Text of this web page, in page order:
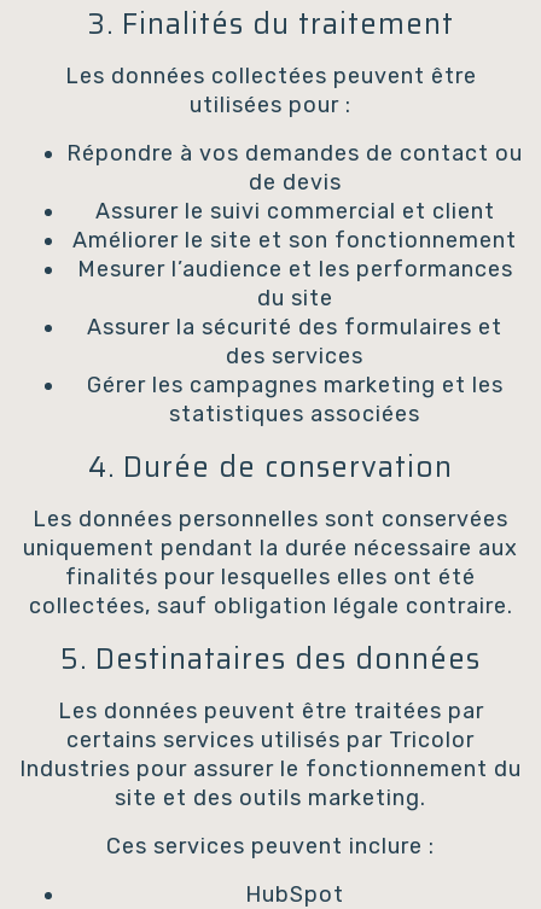
3. Finalités du traitement
Les données collectées peuvent être
utilisées pour :
Répondre à vos demandes de contact ou
de devis
Assurer le suivi commercial et client
Améliorer le site et son fonctionnement
Mesurer l’audience et les performances
du site
Assurer la sécurité des formulaires et
des services
Gérer les campagnes marketing et les
statistiques associées
4. Durée de conservation
Les données personnelles sont conservées
uniquement pendant la durée nécessaire aux
finalités pour lesquelles elles ont été
collectées, sauf obligation légale contraire.
5. Destinataires des données
Les données peuvent être traitées par
certains services utilisés par Tricolor
Industries pour assurer le fonctionnement du
site et des outils marketing.
Ces services peuvent inclure :
HubSpot